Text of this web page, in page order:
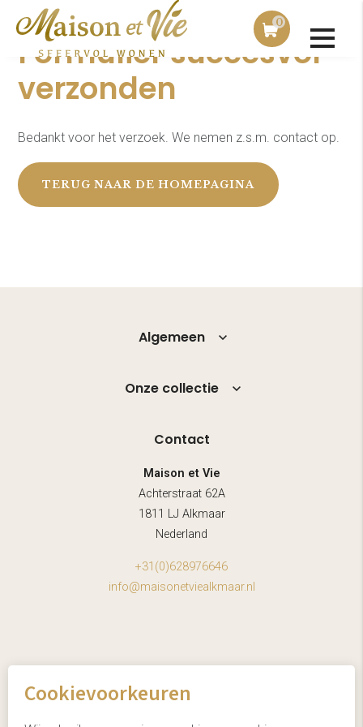
0
Formulier succesvol
verzonden
Bedankt voor het verzoek. We nemen z.s.m. contact op.
TERUG NAAR DE HOMEPAGINA
Algemeen
Onze collectie
Contact
Maison et Vie
Achterstraat 62A
1811 LJ Alkmaar
Nederland
+31(0)628976646
info@maisonetviealkmaar.nl
© maison et vie
website door webstart
Cookievoorkeuren